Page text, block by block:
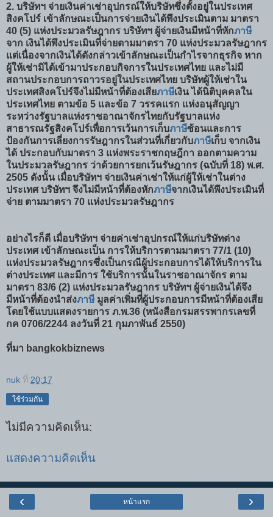
2. บริษัทฯ จ่ายเงินค่าเช่าอุปกรณ์ให้บริษัทซึ่งตั้งอยู่ในประเทศ
สิงคโปร์ เข้าลักษณะเป็นการจ่ายเงินได้พึงประเมินตาม มาตรา
40 (5) แห่งประมวลรัษฎากร บริษัทฯ ผู้จ่ายเงินมีหน้าที่หักภาษี
จาก เงินได้พึงประเมินที่จ่ายตามมาตรา 70 แห่งประมวลรัษฎากร
แต่เนื่องจากเงินได้ดังกล่าวเข้าลักษณะเป็นกำไรจากธุรกิจ หาก
ผู้ให้เช่ามิได้เข้ามาประกอบกิจการในประเทศไทย และไม่มี
สถานประกอบการถาวรอยู่ในประเทศไทย บริษัทผู้ให้เช่าใน
ประเทศสิงคโปร์จึงไม่มีหน้าที่ต้องเสียภาษีเงิน ได้นิติบุคคลใน
ประเทศไทย ตามข้อ 5 และข้อ 7 วรรคแรก แห่งอนุสัญญา
ระหว่างรัฐบาลแห่งราชอาณาจักรไทยกับรัฐบาลแห่ง
สาธารณรัฐสิงคโปร์เพื่อการเว้นการเก็บภาษีซ้อนและการ
ป้องกันการเลี่ยงการรัษฎากรในส่วนที่เกี่ยวกับภาษีเก็บ จากเงิน
ได้ ประกอบกับมาตรา 3 แห่งพระราชกฤษฎีกา ออกตามความ
ในประมวลรัษฎากร ว่าด้วยการยกเว้นรัษฎากร (ฉบับที่ 18) พ.ศ.
2505 ดังนั้น เมื่อบริษัทฯ จ่ายเงินค่าเช่าให้แก่ผู้ให้เช่าในต่าง
ประเทศ บริษัทฯ จึงไม่มีหน้าที่ต้องหักภาษีจากเงินได้พึงประเมินที่
จ่าย ตามมาตรา 70 แห่งประมวลรัษฎากร
อย่างไรก็ดี เมื่อบริษัทฯ จ่ายค่าเช่าอุปกรณ์ให้แก่บริษัทต่าง
ประเทศ เข้าลักษณะเป็น การให้บริการตามมาตรา 77/1 (10)
แห่งประมวลรัษฎากรซึ่งเป็นกรณีผู้ประกอบการได้ให้บริการใน
ต่างประเทศ และมีการ ใช้บริการนั้นในราชอาณาจักร ตาม
มาตรา 83/6 (2) แห่งประมวลรัษฎากร บริษัทฯ ผู้จ่ายเงินได้จึง
มีหน้าที่ต้องนำส่งภาษีมูลค่าเพิ่มที่ผู้ประกอบการมีหน้าที่ต้องเสีย
โดยใช้แบบแสดงรายการ ภ.พ.36 (หนังสือกรมสรรพากรเลขที่
กค 0706/2244 ลงวันที่ 21 กุมภาพันธ์ 2550)
ที่มา bangkokbiznews
nuk ที่ 20:17
ใช้ร่วมกัน
ไม่มีความคิดเห็น:
แสดงความคิดเห็น
‹ ›
หน้าแรก